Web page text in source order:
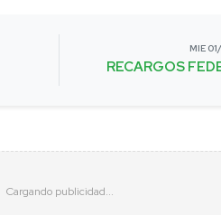
MIE
RECARGOS